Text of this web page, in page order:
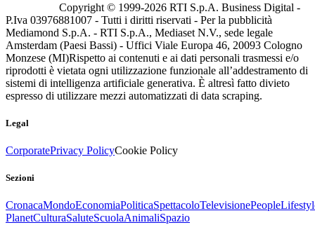
Copyright © 1999-2026 RTI S.p.A. Business Digital -
P.Iva 03976881007 - Tutti i diritti riservati - Per la pubblicità
Mediamond S.p.A. - RTI S.p.A., Mediaset N.V., sede legale
Amsterdam (Paesi Bassi) - Uffici Viale Europa 46, 20093 Cologno
Monzese (MI)Rispetto ai contenuti e ai dati personali trasmessi e/o
riprodotti è vietata ogni utilizzazione funzionale all’addestramento di
sistemi di intelligenza artificiale generativa. È altresì fatto divieto
espresso di utilizzare mezzi automatizzati di data scraping.
Legal
CorporatePrivacy PolicyCookie Policy
Sezioni
CronacaMondoEconomiaPoliticaSpettacoloTelevisionePeople
PlanetCulturaSaluteScuolaAnimaliSpazio